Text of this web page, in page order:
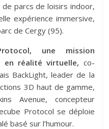
parcs de loisirs indoor,
expérience immersive,
de Cergy (95).
une mission
en réalité virtuelle, co-
BackLight, leader de la
3D haut de gamme,
Avenue, concepteur
Protocol se déploie
basé sur l’humour.